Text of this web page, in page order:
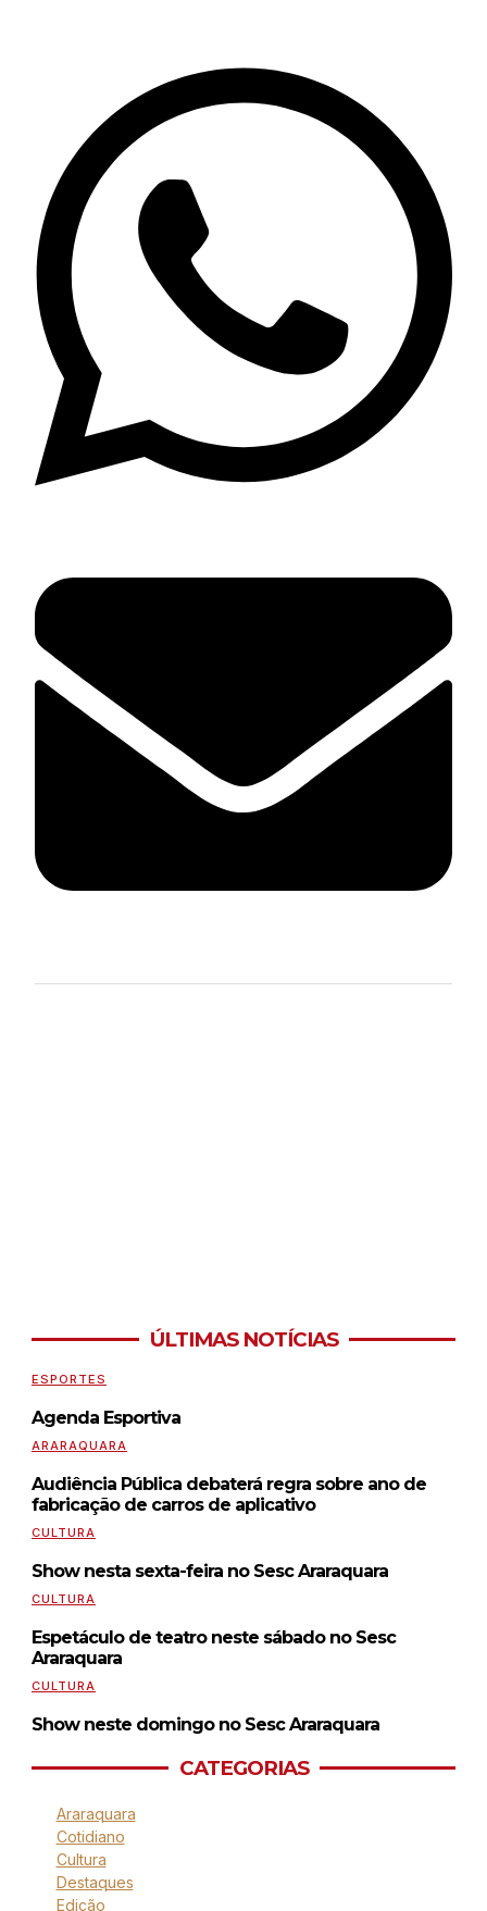
ÚLTIMAS NOTÍCIAS
ESPORTES
Agenda Esportiva
ARARAQUARA
Audiência Pública debaterá regra sobre ano de
fabricação de carros de aplicativo
CULTURA
Show nesta sexta-feira no Sesc Araraquara
CULTURA
Espetáculo de teatro neste sábado no Sesc
Araraquara
CULTURA
Show neste domingo no Sesc Araraquara
CATEGORIAS
Araraquara
Cotidiano
Cultura
Destaques
Edição